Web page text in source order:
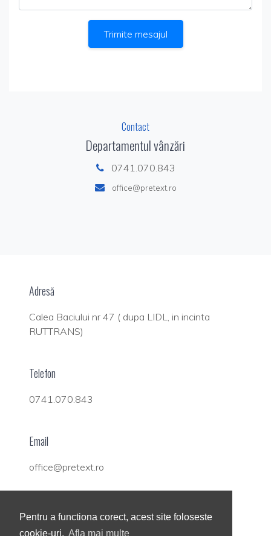
Pentru a functiona corect, acest site foloseste
cookie-uri. Afla mai multe
Trimite mesajul
Contact
Departamentul vânzări
0741.070.843
office@pretext.ro
Adresă
Calea Baciului nr 47 ( dupa LIDL, in incinta
RUTTRANS)
Telefon
0741.070.843
Email
office@pretext.ro